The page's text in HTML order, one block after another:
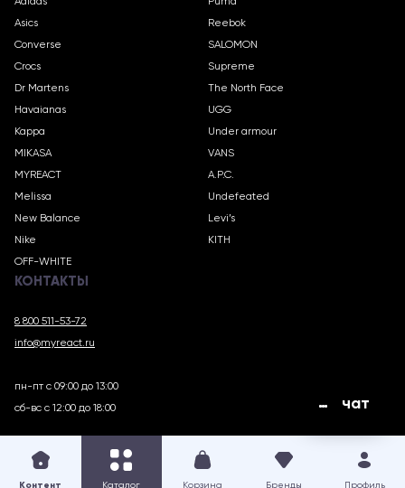
Asics
Converse
Crocs
Dr Martens
Havaianas
Kappa
MIKASA
MYREACT
Melissa
New Balance
Nike
OFF-WHITE
Reebok
SALOMON
Supreme
The North Face
UGG
Under armour
VANS
A.P.C.
Undefeated
Levi’s
KITH
КОНТАКТЫ
8 800 511-53-72
info@myreact.ru
пн-пт с 09:00 до 13:00
сб-вс с 12:00 до 18:00
Контент Каталог Корзина Бренды Профиль
чат